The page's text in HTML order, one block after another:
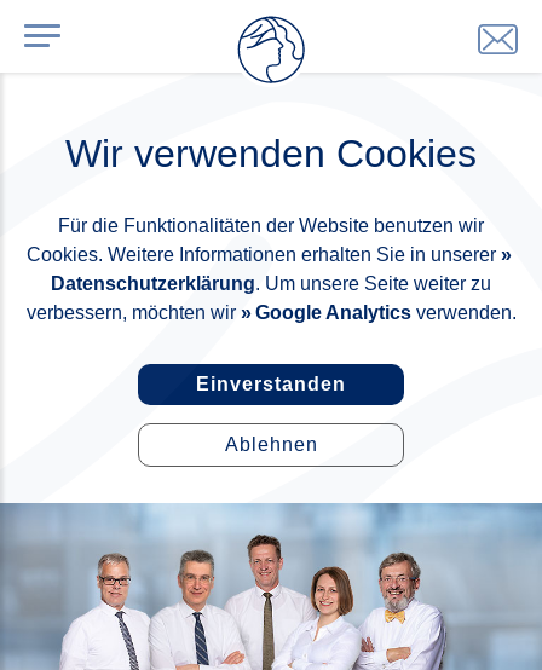
Wir verwenden Cookies
Für die Funktionalitäten der Website benutzen wir
Cookies. Weitere Informationen erhalten Sie in unserer
Datenschutzerklärung. Um unsere Seite weiter zu
verbessern, möchten wir
Google Analyticsverwenden.
Einverstanden
Ablehnen